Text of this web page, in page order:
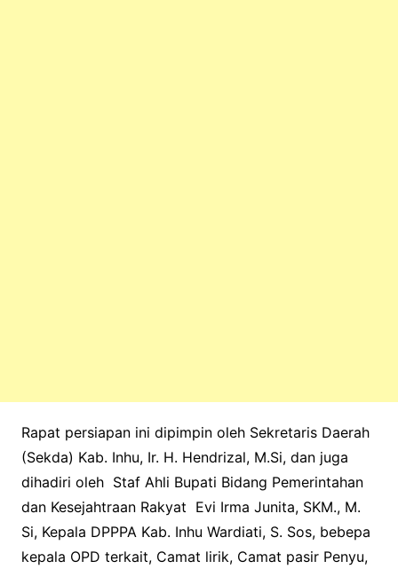
Rapat persiapan ini dipimpin oleh Sekretaris Daerah
(Sekda) Kab. Inhu, Ir. H. Hendrizal, M.Si, dan juga
dihadiri oleh Staf Ahli Bupati Bidang Pemerintahan
dan Kesejahtraan Rakyat Evi Irma Junita, SKM., M.
Si, Kepala DPPPA Kab. Inhu Wardiati, S. Sos, bebepa
kepala OPD terkait, Camat lirik, Camat pasir Penyu,